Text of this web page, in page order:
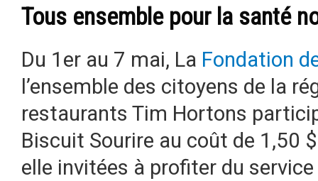
Tous ensemble pour la santé
Du 1er au 7 mai, La Fondation
l’ensemble des citoyens de la
restaurants Tim Hortons
Biscuit Sourire au coût de 1,50
elle invitées à profiter du